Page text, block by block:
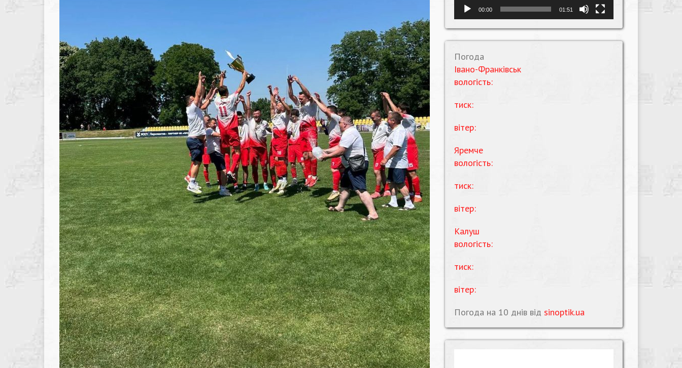
00:00 01:51
Погода
Івано-Франківськ
вологість:
тиск:
вітер:
Яремче
вологість:
тиск:
вітер:
Калуш
вологість:
тиск:
вітер:
Погода на 10 днів від sinoptik.ua